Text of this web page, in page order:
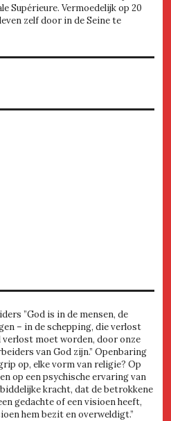
Supérieure. Vermoedelijk op 20
zelf door in de Seine te
”God is in de mensen, de
– in de schepping, die verlost
moet worden, door onze
van God zijn.” Openbaring
op, elke vorm van religie? Op
op een psychische ervaring van
kracht, dat de betrokkene
gedachte of een visioen heeft,
hem bezit en overweldigt.”